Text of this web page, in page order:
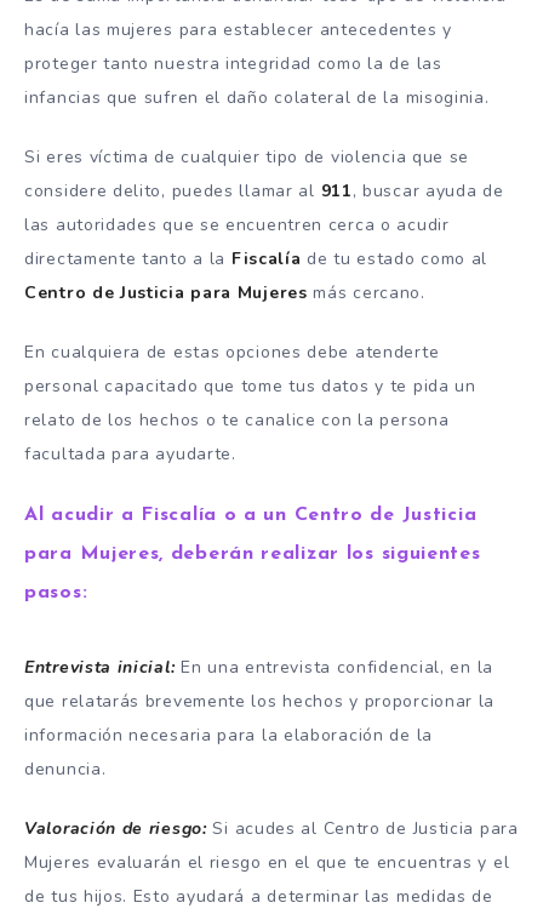
hacía las mujeres para establecer antecedentes y
proteger tanto nuestra integridad como la de las
infancias que sufren el daño colateral de la misoginia.
Si eres víctima de cualquier tipo de violencia que se
considere delito, puedes llamar al 911, buscar ayuda de
las autoridades que se encuentren cerca o acudir
directamente tanto a la Fiscalía de tu estado como al
Centro de Justicia para Mujeres más cercano.
En cualquiera de estas opciones debe atenderte
personal capacitado que tome tus datos y te pida un
relato de los hechos o te canalice con la persona
facultada para ayudarte.
Al acudir a Fiscalía o a un Centro de Justicia
para Mujeres, deberán realizar los siguientes
pasos:
Entrevista inicial: En una entrevista confidencial, en la
que relatarás brevemente los hechos y proporcionar la
información necesaria para la elaboración de la
denuncia.
Valoración de riesgo: Si acudes al Centro de Justicia para
Mujeres evaluarán el riesgo en el que te encuentras y el
de tus hijos. Esto ayudará a determinar las medidas de